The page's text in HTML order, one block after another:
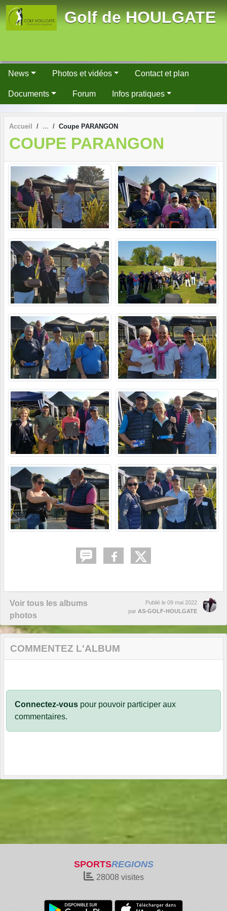
Golf de HOULGATE
News Photos et vidéos Contact et plan
Documents Forum Infos pratiques
Accueil Coupe PARANGON
COUPE PARANGON
Voir tous les albums
photos
Publié le 09 mai 2022
par AS-GOLF-HOULGATE
COMMENTEZ L'ALBUM
Connectez-vous pour pouvoir participer aux
commentaires.
SPORTSREGIONS
28008visites
Panneau de gestion des cookies